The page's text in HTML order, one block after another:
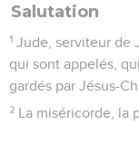
Salutation
1 Jude, serviteur de
qui sont appelés,
gardés par Jésus-
2 La miséricorde, la